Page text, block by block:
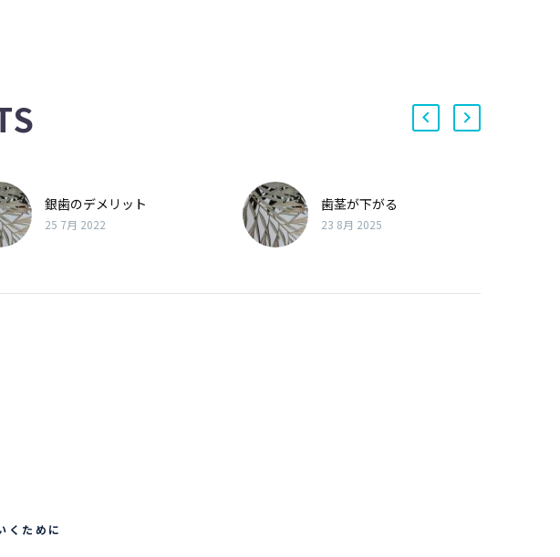
銀歯のデメリット
25 7月 2022
歯茎が下がる
23 8月 2025
くために